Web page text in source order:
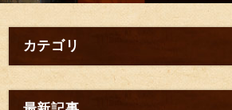
カテゴリ